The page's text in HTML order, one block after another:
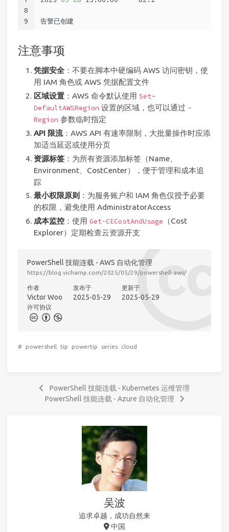
8
9
告警已创建
注意事项
凭据安全：不要在脚本中硬编码 AWS 访问密钥，使
用 IAM 角色或 AWS 凭据配置文件
区域设置：AWS 命令默认使用 Set-
DefaultAWSRegion 设置的区域，也可以通过 -
Region 参数临时指定
API 限流：AWS API 有速率限制，大批量操作时应添
加适当延迟或使用分页
资源标签：为所有资源添加标签（Name、
Environment、CostCenter），便于管理和成本追
踪
最小权限原则 ：为服务账户和 IAM 角色仅授予必要
的权限，避免使用 AdministratorAccess
成本监控：使用 Get-CECostAndUsage （Cost
Explorer）定期检查云资源开支
PowerShell 技能连载 - AWS 自动化管理
https://blog.vichamp.com/2025/05/29/powershell-aws/
作者
Victor Woo
发布于
2025-05-29
更新于
2025-05-29
许可协议
# powershell tip powertip series cloud
PowerShell 技能连载 - Kubernetes 运维管理
PowerShell 技能连载 - Azure 自动化管理
吴波
追求卓越，成功自然来
中国